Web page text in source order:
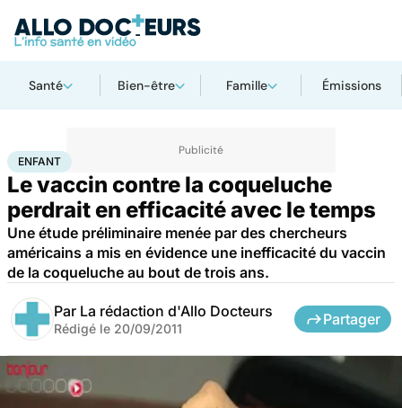
Santé Bien-être Famille Émissions
AccueilSanté Enfant
ENFANT
Le vaccin contre la coqueluche
perdrait en efficacité avec le temps
Une étude préliminaire menée par des chercheurs
américains a mis en évidence une inefficacité du vaccin
de la coqueluche au bout de trois ans.
Par La rédaction d'Allo Docteurs
Rédigé le 20/09/2011
Partager